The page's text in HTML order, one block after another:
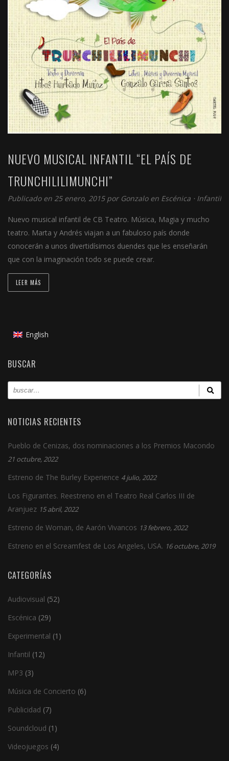
NUEVO MUSICAL INFANTIL “EL PAÍS DE
TRUNCHILILIMUNCHI”
Publicado en 25 enero, 2015 por Gonzalo en Escénica ⋅ Infantil
Nuevo musical infantil de CB Teatro. Música, Magia y mucho
teatro. Marta y Andrés viajan a un fabuloso país donde
conocerán a unos divertidísimos duendes que les enseñarán
que con la imaginación todo se puede crear.
LEER MÁS
English
BUSCAR
NOTICIAS RECIENTES
Pueblo de Cenizas, dos nominaciones a los Premios Macondo
21 octubre, 2022
Estreno de The Burley Experience 4 julio, 2022
Los Figurantes. Reestreno en el Teatro Real Carlos III de
Aranjuez 15 abril, 2022
Estreno de Woman, de Aarón Vivancos 13 febrero, 2022
Estreno en el Screamfest de Los Angeles, USA. 16 octubre, 2019
CATEGORÍAS
Audiovisual (52)
Escénica (29)
Experimental (1)
Infantil (12)
MP3 (3)
Música de Concierto (6)
Publicidad (7)
Soundcloud (1)
Videojuegos (4)